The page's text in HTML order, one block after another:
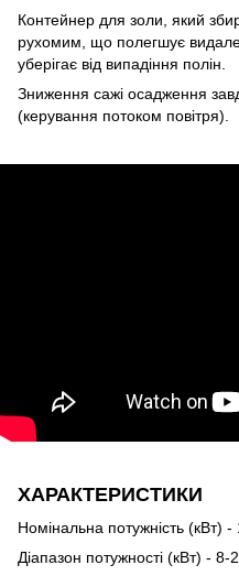
Контейнер для золи, який
рухомим, що полегшує
уберігає від випадіння полін.
Зниження сажі осадження
(керування потоком повітря).
ХАРАКТЕРИСТИКИ
Номінальна потужність (кВт) -
Діапазон потужності (кВт) - 8-